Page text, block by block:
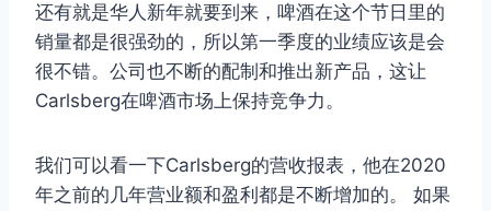
还有就是华人新年就要到来，啤酒在这个节日里的
销量都是很强劲的，所以第一季度的业绩应该是会
很不错。公司也不断的配制和推出新产品，这让
Carlsberg在啤酒市场上保持竞争力。
我们可以看一下Carlsberg的营收报表，他在2020
年之前的几年营业额和盈利都是不断增加的。 如果